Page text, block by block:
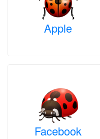
Apple
Facebook